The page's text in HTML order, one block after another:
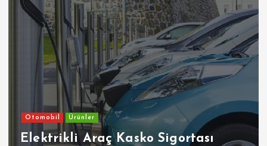
Otomobil
Ehliyetinde Bu Kodlar Olanlar